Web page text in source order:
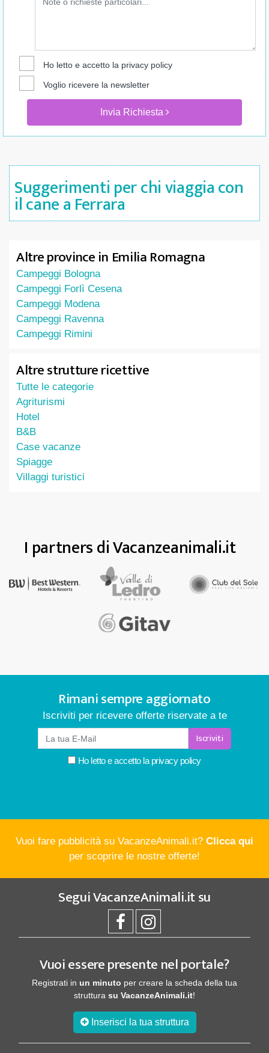
Ho letto e accetto la privacy policy
Voglio ricevere la newsletter
Invia Richiesta
Suggerimenti per chi viaggia con
il cane a Ferrara
Altre province in Emilia Romagna
Campeggi Bologna
Campeggi Forlì Cesena
Campeggi Modena
Campeggi Ravenna
Campeggi Rimini
Altre strutture ricettive
Tutte le categorie
Agriturismi
Hotel
B&B
Case vacanze
Spiagge
Villaggi turistici
I partners di Vacanzeanimali.it
Rimani sempre aggiornato
Iscriviti per ricevere offerte riservate a te
Iscriviti
Ho letto e accetto laprivacy policy
Vuoi fare pubblicità su VacanzeAnimali.it? Clicca qui
per scoprire le nostre offerte!
SeguiVacanzeAnimali.itsu
Vuoi essere presente nel portale?
Registrati in un minuto per creare la scheda della tua
struttura su VacanzeAnimali.it!
Inserisci la tua struttura